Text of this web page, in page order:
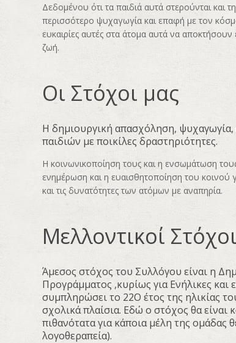
Δεδομένου ότι τα παιδιά αυτά στερούνται και
περισσότερο ψυχαγωγία και επαφή με τον
ευκαιρίες αυτές στα άτομα αυτά να αποκτήσουν
ζωή.
Οι Στόχοι μας
Η δημιουργική απασχόληση,
παιδιών με ποικίλες δραστηριότητες.
Η κοινωνικοποίηση τους και η ενσωμάτωση
ενημέρωση και η ευαισθητοποίηση του κοινού
και τις δυνατότητες των ατόμων με αναπηρία.
Μελλοντικοί Στόχοι
Άμεσος στόχος του Συλλόγου είναι η
Προγράμματος ,κυρίως για Ενήλικες και
συμπληρώσει το 22Ο έτος της ηλικίας
σχολικά πλαίσια. Εδώ ο στόχος θα είναι
πιθανότατα για κάποια μέλη της ομάδας
λογοθεραπεία).